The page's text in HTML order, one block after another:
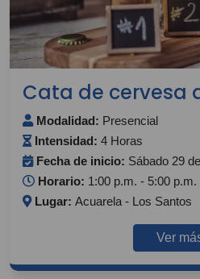
Cata de cervesa
Modalidad: Presencial
Intensidad: 4 Horas
Fecha de inicio: Sábado 29
Horario: 1:00 p.m. - 5:00 p.m.
Lugar: Acuarela - Los Santos
Ver